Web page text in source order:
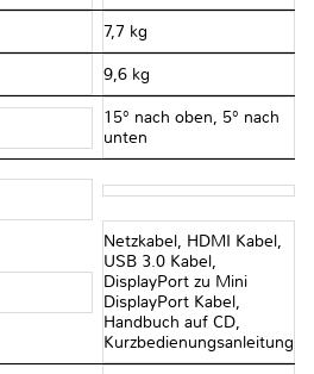
7,7 kg
9,6 kg
15° nach oben, 5° nach
unten
Netzkabel, HDMI Kabel,
USB 3.0 Kabel,
DisplayPort zu Mini
DisplayPort Kabel,
Handbuch auf CD,
Kurzbedienungsanleitung